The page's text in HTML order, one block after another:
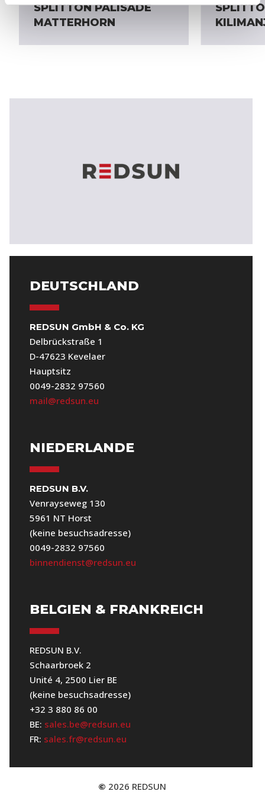
SPLITTON PALISADE
MATTERHORN
DEUTSCHLAND
REDSUN GmbH & Co. KG
Delbrückstraße 1
D-47623 Kevelaer
Hauptsitz
0049-2832 97560
mail@redsun.eu
NIEDERLANDE
REDSUN B.V.
Venrayseweg 130
5961 NT Horst
(keine besuchsadresse)
0049-2832 97560
binnendienst@redsun.eu
BELGIEN & FRANKREICH
REDSUN B.V.
Schaarbroek 2
Unité 4, 2500 Lier BE
(keine besuchsadresse)
+32 3 880 86 00
BE: sales.be@redsun.eu
FR: sales.fr@redsun.eu
© 2026 REDSUN